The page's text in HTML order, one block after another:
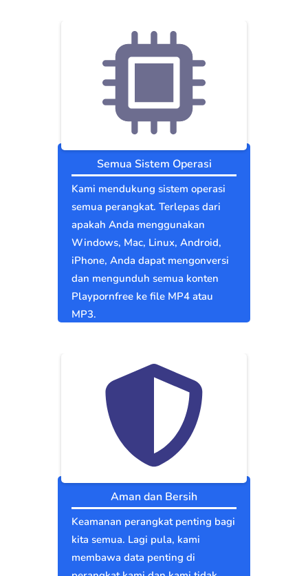
Semua Sistem Operasi
Kami mendukung sistem operasi
semua perangkat. Terlepas dari
apakah Anda menggunakan
Windows, Mac, Linux, Android,
iPhone, Anda dapat mengonversi
dan mengunduh semua konten
Playpornfree ke file MP4 atau
MP3.
Aman dan Bersih
Keamanan perangkat penting bagi
kita semua. Lagi pula, kami
membawa data penting di